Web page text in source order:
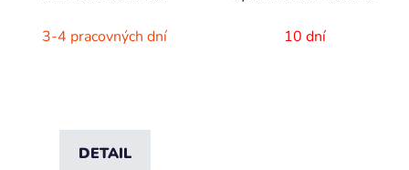
3-4 pracovných dní
DETAIL
10 dní